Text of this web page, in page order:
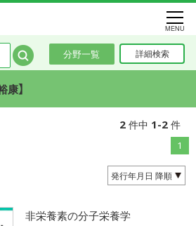
分野一覧 詳細検索
MENU
康】
2件中 1-2件
1
非栄養素の分子栄養学